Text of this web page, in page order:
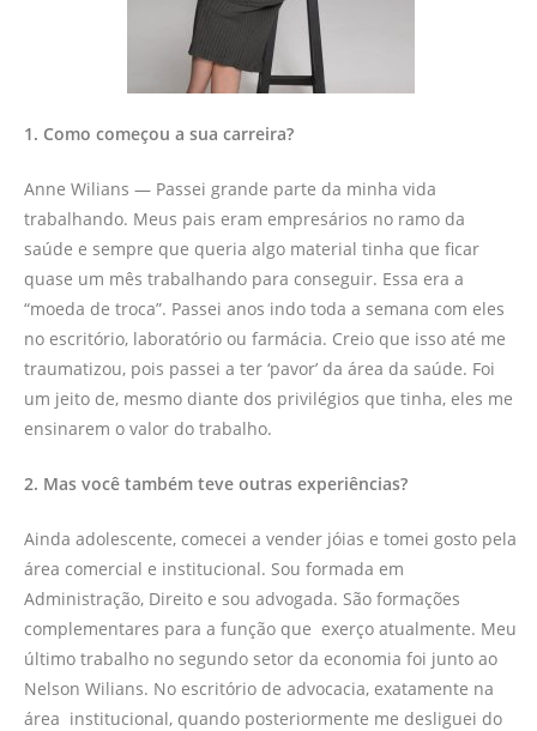
1. Como começou a sua carreira?
Anne Wilians — Passei grande parte da minha vida
trabalhando. Meus pais eram empresários no ramo da
saúde e sempre que queria algo material tinha que ficar
quase um mês trabalhando para conseguir. Essa era a
“moeda de troca”. Passei anos indo toda a semana com eles
no escritório, laboratório ou farmácia. Creio que isso até me
traumatizou, pois passei a ter ‘pavor’ da área da saúde. Foi
um jeito de, mesmo diante dos privilégios que tinha, eles me
ensinarem o valor do trabalho.
2. Mas você também teve outras experiências?
Ainda adolescente, comecei a vender jóias e tomei gosto pela
área comercial e institucional. Sou formada em
Administração, Direito e sou advogada. São formações
complementares para a função que exerço atualmente. Meu
último trabalho no segundo setor da economia foi junto ao
Nelson Wilians. No escritório de advocacia, exatamente na
área institucional, quando posteriormente me desliguei do